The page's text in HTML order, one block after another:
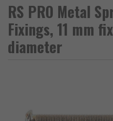
RS PRO Metal
Fixings, 11 mm
diameter